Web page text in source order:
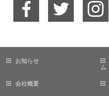
お知らせ
ム
会社概要